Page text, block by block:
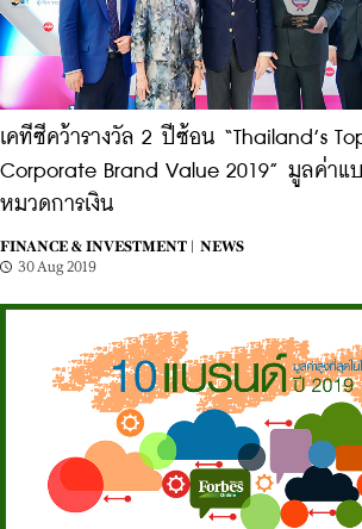
เคทีซีคว้ารางวัล 2 ปีซ้อน “Thailand’s
Corporate Brand Value 2019” มูลค่าแ
หมวดการเงิน
FINANCE & INVESTMENT |
NEWS
30 Aug 2019